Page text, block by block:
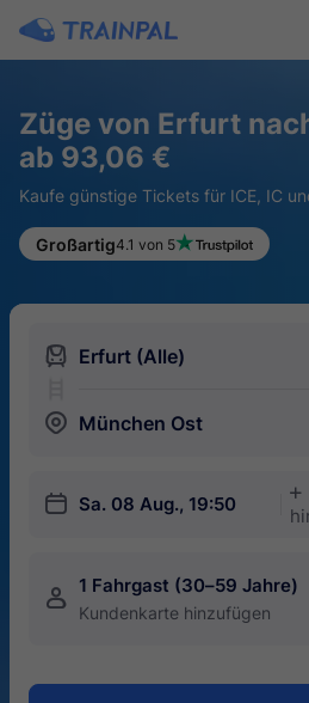
Züge von Erfurt
ab 93,06 €
Kaufe günstige Tickets für ICE, IC
Großartig4.1 von 5
󱍉 Erfurt (Alle)
󱒣 München Ost
󱎗 Sa. 08 Aug., 19:50
󱅇
󱍂 1 Fahrgast (30–59 Jahre)
Kundenkarte hinzufügen